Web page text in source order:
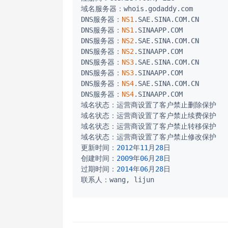
域名服务器：whois.godaddy.com
DNS服务器： NS1 .SAE.SINA.COM.CN
DNS服务器： NS1 .SINAAPP.COM
DNS服务器： NS2.SAE.SINA.COM.CN
DNS服务器： NS2.SINAAPP.COM
DNS服务器： NS3.SAE.SINA.COM.CN
DNS服务器： NS3.SINAAPP.COM
DNS服务器： NS4.SAE.SINA.COM.CN
DNS服务器： NS4.SINAAPP.COM
域名状态：运营商设置了客户禁止删除保护
域名状态：运营商设置了客户禁止续费保护
域名状态：运营商设置了客户禁止转移保护
域名状态：运营商设置了客户禁止修改保护
更新时间： 2012年11 月 28日
创建时间： 2009年06月 28日
过期时间： 2014年06月 28日